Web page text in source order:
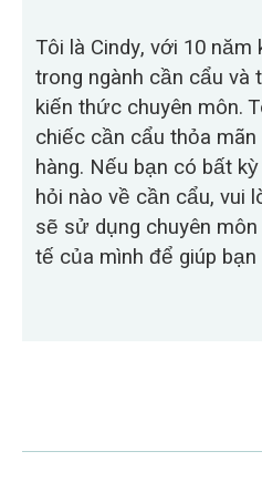
Tôi là Cindy, với 10
trong ngành cần cẩu
kiến thức chuyên môn.
chiếc cần cẩu thỏa
hàng. Nếu bạn có bất
hỏi nào về cần cẩu, vui
sẽ sử dụng chuyên
tế của mình để giúp